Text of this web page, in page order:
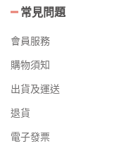
常見問題
會員服務
購物須知
出貨及運送
退貨
電子發票